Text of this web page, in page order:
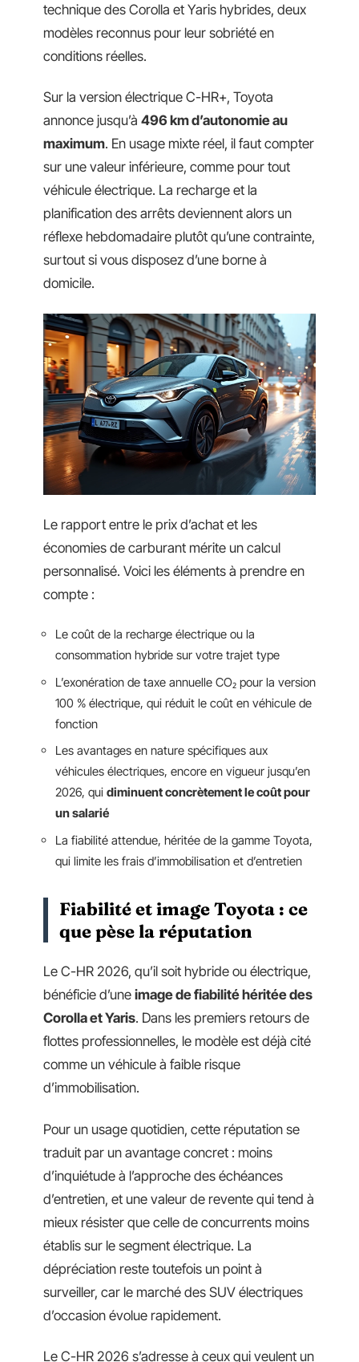
technique des Corolla et Yaris hybrides, deux
modèles reconnus pour leur sobriété en
conditions réelles.
Sur la version électrique C-HR+, Toyota
annonce jusqu’à 496 km d’autonomie au
maximum. En usage mixte réel, il faut compter
sur une valeur inférieure, comme pour tout
véhicule électrique. La recharge et la
planification des arrêts deviennent alors un
réflexe hebdomadaire plutôt qu’une contrainte,
surtout si vous disposez d’une borne à
domicile.
Le rapport entre le prix d’achat et les
économies de carburant mérite un calcul
personnalisé. Voici les éléments à prendre en
compte :
Le coût de la recharge électrique ou la
consommation hybride sur votre trajet type
L’exonération de taxe annuelle CO₂ pour la version
100 % électrique, qui réduit le coût en véhicule de
fonction
Les avantages en nature spécifiques aux
véhicules électriques, encore en vigueur jusqu’en
2026, qui diminuent concrètement le coût pour
un salarié
La fiabilité attendue, héritée de la gamme Toyota,
qui limite les frais d’immobilisation et d’entretien
Fiabilité et image Toyota : ce
que pèse la réputation
Le C-HR 2026, qu’il soit hybride ou électrique,
bénéficie d’une image de fiabilité héritée des
Corolla et Yaris. Dans les premiers retours de
flottes professionnelles, le modèle est déjà cité
comme un véhicule à faible risque
d’immobilisation.
Pour un usage quotidien, cette réputation se
traduit par un avantage concret : moins
d’inquiétude à l’approche des échéances
d’entretien, et une valeur de revente qui tend à
mieux résister que celle de concurrents moins
établis sur le segment électrique. La
dépréciation reste toutefois un point à
surveiller, car le marché des SUV électriques
d’occasion évolue rapidement.
Le C-HR 2026 s’adresse à ceux qui veulent un